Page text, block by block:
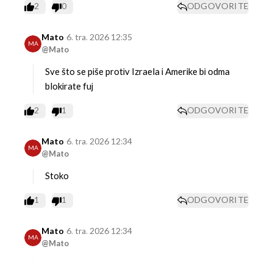
2 0 ODGOVORITE
MA
Mato
@Mato
6. tra. 2026 12:35
Sve što se piše protiv Izraela i Amerike bi odma
blokirate fuj
2 1 ODGOVORITE
MA
Mato
@Mato
6. tra. 2026 12:34
Stoko
1 1 ODGOVORITE
MA
Mato
@Mato
6. tra. 2026 12:34